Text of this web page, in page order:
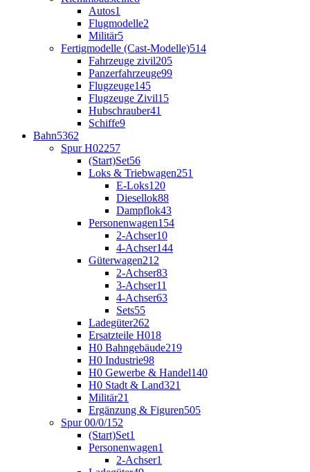
Autos1
Flugmodelle2
Militär5
Fertigmodelle (Cast-Modelle)514
Fahrzeuge zivil205
Panzerfahrzeuge99
Flugzeuge145
Flugzeuge Zivil15
Hubschrauber41
Schiffe9
Bahn5362
Spur H02257
(Start)Set56
Loks & Triebwagen251
E-Loks120
Diesellok88
Dampflok43
Personenwagen154
2-Achser10
4-Achser144
Güterwagen212
2-Achser83
3-Achser11
4-Achser63
Sets55
Ladegüter262
Ersatzteile H018
H0 Bahngebäude219
H0 Industrie98
H0 Gewerbe & Handel140
H0 Stadt & Land321
Militär21
Ergänzung & Figuren505
Spur 00/0/1 52
(Start)Set1
Personenwagen1
2-Achser1